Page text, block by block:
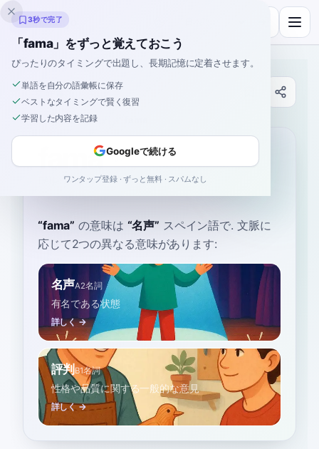
Inklingo
辞書
ホーム›スペイン語
fama
FAH-mah ˈfa.ma
“fama” の意味は “名声” スペイン語で. 文脈に
応じて2つの異なる意味があります:
名声A2名詞
有名である状態
詳しく →
評判B1名詞
性格や品質に関する一般的な意見
詳しく →
3秒で完了
「fama」をずっと覚えておこう
ぴったりのタイミングで出題し、長期記憶に定着させます。
単語を自分の語彙帳に保存
ベストなタイミングで賢く復習
学習した内容を記録
Googleで続ける
ワンタップ登録 · ずっと無料 · スパムなし